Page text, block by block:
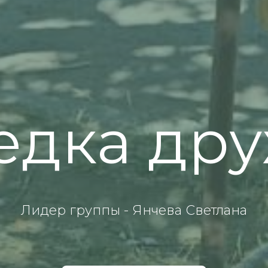
Лидер группы - Янчева Светлана